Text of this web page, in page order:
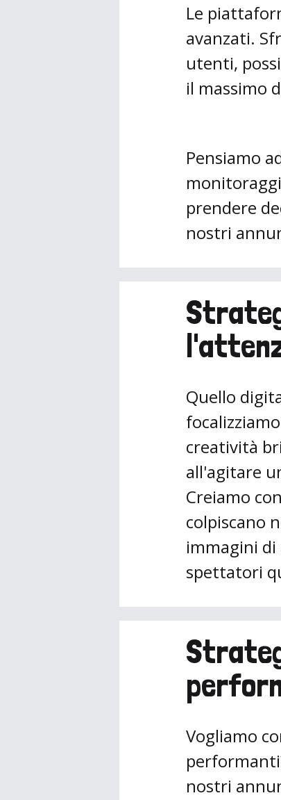
Le
avanzati.
utenti,
il massimo
Pensiamo
prendere
nostri
Quello
creatività
all'agitare
Creiamo
colpiscano
immagini di
spettatori
Vogliamo
nostri